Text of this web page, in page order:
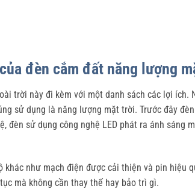
đèn cắm đất năng lượng
trời này đi kèm với một danh sách các lợi ích.
sử dụng là năng lượng mặt trời. Trước đây
đèn sử dụng công nghệ LED phát ra ánh sáng
khác như mạch điện được cải thiện và pin hiệu
mà không cần thay thế hay bảo trì gì.